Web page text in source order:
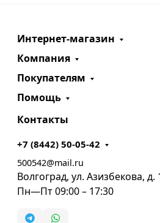
Интернет-магазин
Компания
Покупателям
Помощь
Контакты
+7 (8442) 50-05-42
500542@mail.ru
Волгоград, ул. Азизбекова, д.
Пн—Пт 09:00 – 17:30